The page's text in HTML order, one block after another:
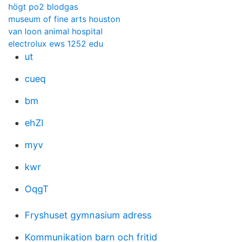
högt po2 blodgas
museum of fine arts houston
van loon animal hospital
electrolux ews 1252 edu
ut
cueq
bm
ehZI
myv
kwr
OqgT
Fryshuset gymnasium adress
Kommunikation barn och fritid